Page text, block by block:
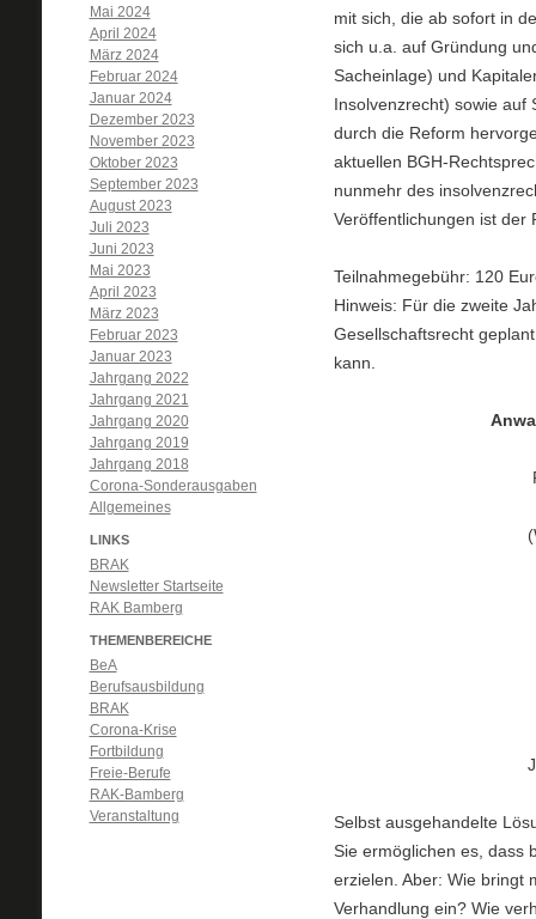
mit sich, die ab sofort in
sich u.a. auf Gründung
Sacheinlage) und
Insolvenzrecht) sowie auf
durch die Reform
aktuellen BGH-
nunmehr des
Veröffentlichungen ist der
Teilnahmegebühr: 120
Hinweis: Für die zweite
Gesellschaftsrecht
kann.
Selbst ausgehandelte
Sie ermöglichen es, dass
erzielen. Aber: Wie bringt
Verhandlung ein? Wie
Mai 2024
April 2024
März 2024
Februar 2024
Januar 2024
Dezember 2023
November 2023
Oktober 2023
September 2023
August 2023
Juli 2023
Juni 2023
Mai 2023
April 2023
März 2023
Februar 2023
Januar 2023
Jahrgang 2022
Jahrgang 2021
Jahrgang 2020
Jahrgang 2019
Jahrgang 2018
Corona-Sonderausgaben
Allgemeines
LINKS
BRAK
Newsletter Startseite
RAK Bamberg
THEMENBEREICHE
BeA
Berufsausbildung
BRAK
Corona-Krise
Fortbildung
Freie-Berufe
RAK-Bamberg
Veranstaltung